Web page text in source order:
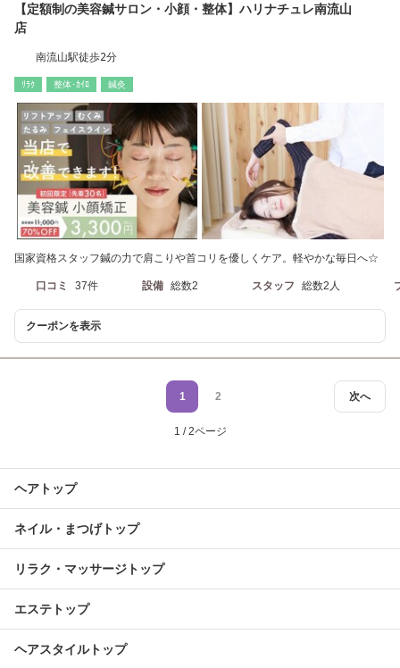
【定額制の美容鍼サロン・小顔・整体】ハリナチュレ南流山
店
南流山駅徒歩2分
ﾘﾗｸ 整体･ｶｲﾛ 鍼灸
国家資格スタッフ鍼の力で肩こりや首コリを優しくケア。軽やかな毎日へ☆
口コミ 37件 設備 総数2 スタッフ 総数2人
クーポンを表示
次へ
1 2
1 / 2ページ
ヘアトップ
ネイル・まつげトップ
リラク・マッサージトップ
エステトップ
ヘアスタイルトップ